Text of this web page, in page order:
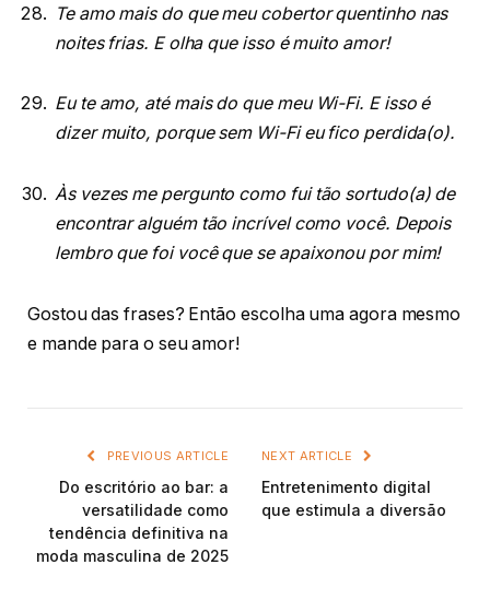
Te amo mais do que meu cobertor quentinho nas
noites frias. E olha que isso é muito amor!
Eu te amo, até mais do que meu Wi-Fi. E isso é
dizer muito, porque sem Wi-Fi eu fico perdida(o).
Às vezes me pergunto como fui tão sortudo(a) de
encontrar alguém tão incrível como você. Depois
lembro que foi você que se apaixonou por mim!
Gostou das frases? Então escolha uma agora mesmo
e mande para o seu amor!
PREVIOUS ARTICLE
Do escritório ao bar: a
versatilidade como
tendência definitiva na
moda masculina de 2025
NEXT ARTICLE
Entretenimento digital
que estimula a diversão